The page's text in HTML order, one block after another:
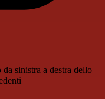
sinistra a destra dello